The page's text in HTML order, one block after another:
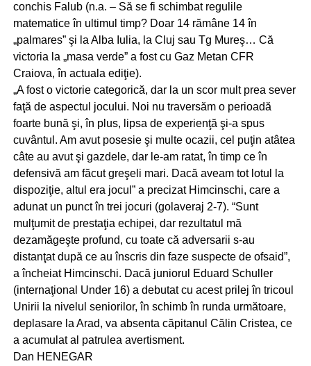
conchis Falub (n.a. – Să se fi schimbat regulile
matematice în ultimul timp? Doar 14 rămâne 14 în
„palmares” şi la Alba Iulia, la Cluj sau Tg Mureş… Că
victoria la „masa verde” a fost cu Gaz Metan CFR
Craiova, în actuala ediţie).
„A fost o victorie categorică, dar la un scor mult prea sever
faţă de aspectul jocului. Noi nu traversăm o perioadă
foarte bună şi, în plus, lipsa de experienţă şi-a spus
cuvântul. Am avut posesie şi multe ocazii, cel puţin atâtea
câte au avut şi gazdele, dar le-am ratat, în timp ce în
defensivă am făcut greşeli mari. Dacă aveam tot lotul la
dispoziţie, altul era jocul” a precizat Himcinschi, care a
adunat un punct în trei jocuri (golaveraj 2-7). “Sunt
mulţumit de prestaţia echipei, dar rezultatul mă
dezamăgeşte profund, cu toate că adversarii s-au
distanţat după ce au înscris din faze suspecte de ofsaid”,
a încheiat Himcinschi. Dacă juniorul Eduard Schuller
(internaţional Under 16) a debutat cu acest prilej în tricoul
Unirii la nivelul seniorilor, în schimb în runda următoare,
deplasare la Arad, va absenta căpitanul Călin Cristea, ce
a acumulat al patrulea avertisment.
Dan HENEGAR